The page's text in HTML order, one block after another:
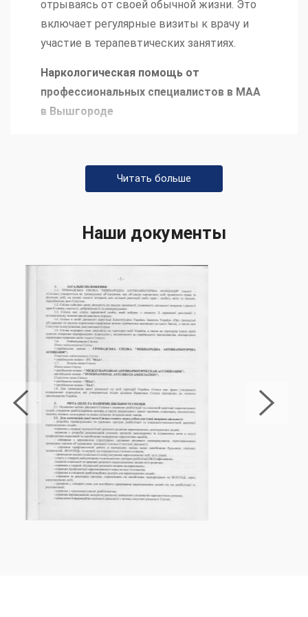
отрываясь от своей обычной жизни. Это
включает регулярные визиты к врачу и
участие в терапевтических занятиях.
Наркологическая помощь от
профессиональных специалистов в МАА
в Вышгороде
включая наркологов, психотерапевтов и
помощь на каждом этапе лечения.
Освобождение от наркотических
зависимостей в Вышгороде
Целью нашего центра является полное
освобождение пациентов от
наркотических зависимостей и
возвращение к здоровой, счастливой и
продуктивной жизни.
Диагностика наркомании в Вышгороде
МАА
Мы проводим тщательную диагностику
для определения степени наркомании и
Читать больше
Наши документы